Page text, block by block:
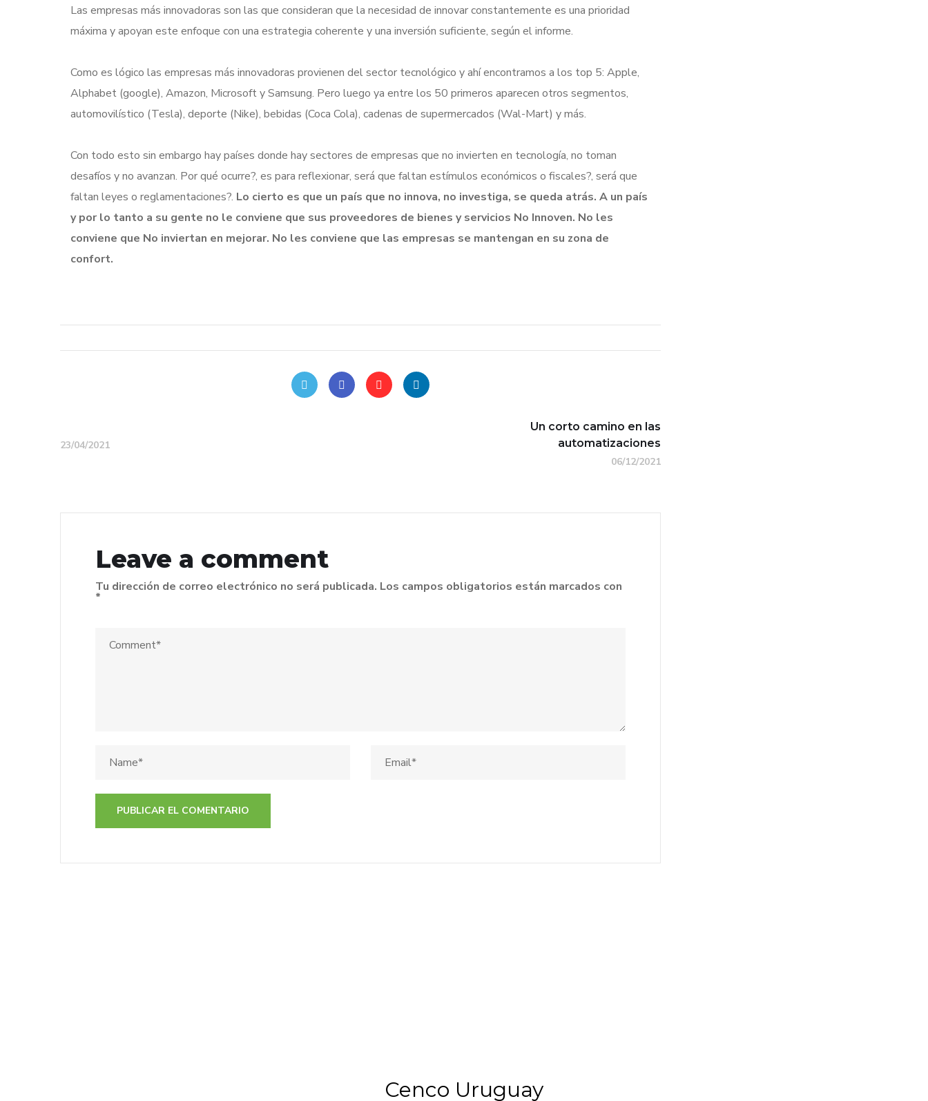
Las empresas más innovadoras son las que consideran que la necesidad de innovar constantemente es una prioridad
máxima y apoyan este enfoque con una estrategia coherente y una inversión suficiente, según el informe.
Como es lógico las empresas más innovadoras provienen del sector tecnológico y ahí encontramos a los top 5: Apple,
Alphabet (google), Amazon, Microsoft y Samsung. Pero luego ya entre los 50 primeros aparecen otros segmentos,
automovilístico (Tesla), deporte (Nike), bebidas (Coca Cola), cadenas de supermercados (Wal-Mart) y más.
Con todo esto sin embargo hay países donde hay sectores de empresas que no invierten en tecnología, no toman
desafíos y no avanzan. Por qué ocurre?, es para reflexionar, será que faltan estímulos económicos o fiscales?, será que
faltan leyes o reglamentaciones?. Lo cierto es que un país que no innova, no investiga, se queda atrás. A un país
y por lo tanto a su gente no le conviene que sus proveedores de bienes y servicios No Innoven. No les
conviene que No inviertan en mejorar. No les conviene que las empresas se mantengan en su zona de
confort.
23/04/2021
Un corto camino en las
automatizaciones
06/12/2021
Leave a comment
Tu dirección de correo electrónico no será publicada. Los campos obligatorios están marcados con
*
Cenco Uruguay